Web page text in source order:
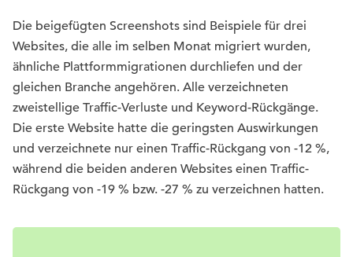
Die beigefügten Screenshots sind Beispiele für drei
Websites, die alle im selben Monat migriert wurden,
ähnliche Plattformmigrationen durchliefen und der
gleichen Branche angehören. Alle verzeichneten
zweistellige Traffic-Verluste und Keyword-Rückgänge.
Die erste Website hatte die geringsten Auswirkungen
und verzeichnete nur einen Traffic-Rückgang von -12 %,
während die beiden anderen Websites einen Traffic-
Rückgang von -19 % bzw. -27 % zu verzeichnen hatten.